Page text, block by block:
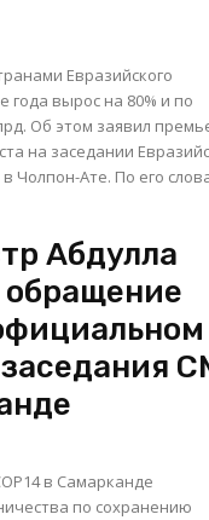
Евразийского
года вырос на 80% и по
Об этом заявил
на заседании
По его словам,
Абдулла
обращение
в Самарканде
по сохранению